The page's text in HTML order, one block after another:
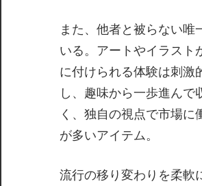
また、他者と被らない
いる。アートやイラスト
に付けられる体験は刺激
し、趣味から一歩進ん
く、独自の視点で市場
が多いアイテム。
流行の移り変わりを柔軟